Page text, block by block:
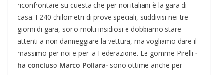
riconfrontare su questa che per noi italiani è la gara di
casa. I 240 chilometri di prove speciali, suddivisi nei tre
giorni di gara, sono molti insidiosi e dobbiamo stare
attenti a non danneggiare la vettura, ma vogliamo dare il
massimo per noi e per la Federazione. Le gomme Pirelli -
ha concluso Marco Pollara- sono ottime anche per